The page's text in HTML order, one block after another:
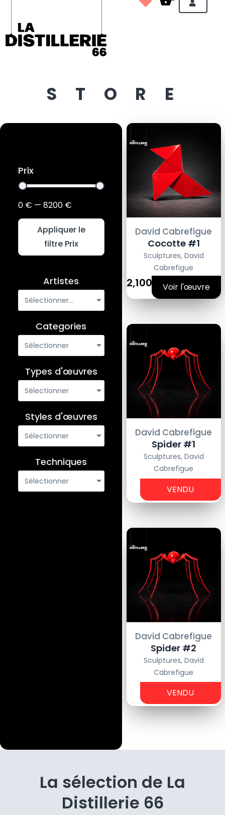
STORE
Prix
0 € — 8200 €
Appliquer le
filtre Prix
Artistes
Sélectionner...
Categories
Sélectionner
Types d'œuvres
Sélectionner
Styles d'œuvres
Sélectionner
Techniques
Sélectionner
David Cabrefigue
Cocotte #1
Sculptures, David
Cabrefigue
2,100€ Voir l'œuvre
David Cabrefigue
Spider #1
Sculptures, David
Cabrefigue
€
VENDU
David Cabrefigue
Spider #2
Sculptures, David
Cabrefigue
€
VENDU
La sélection de La
Distillerie 66